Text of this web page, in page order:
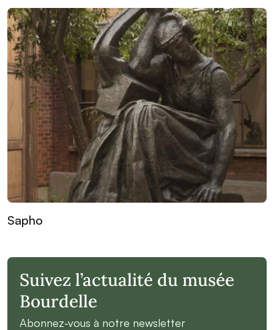
Sapho
Suivez l’actualité du musée
Bourdelle
Abonnez-vous à notre newsletter